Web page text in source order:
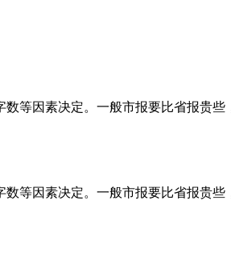
等因素决定。一般市报要比省报贵
等因素决定。一般市报要比省报贵